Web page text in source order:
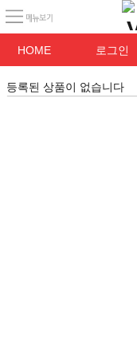
HOME 로그인
등록된 상품이 없습니다